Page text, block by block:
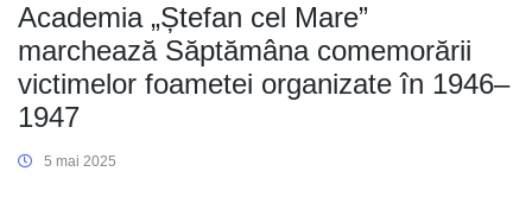
Academia „Ștefan cel Mare”
marchează Săptămâna comemorării
victimelor foametei organizate în 1946–
1947
5 mai 2025